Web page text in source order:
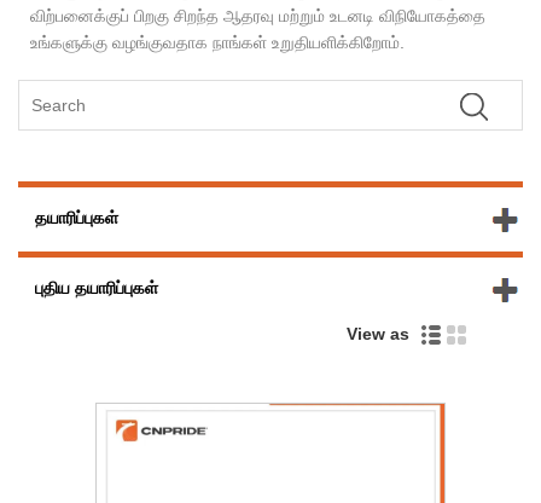
விற்பனைக்குப் பிறகு சிறந்த ஆதரவு மற்றும் உடனடி விநியோகத்தை
உங்களுக்கு வழங்குவதாக நாங்கள் உறுதியளிக்கிறோம்.
தயாரிப்புகள்
புதிய தயாரிப்புகள்
View as